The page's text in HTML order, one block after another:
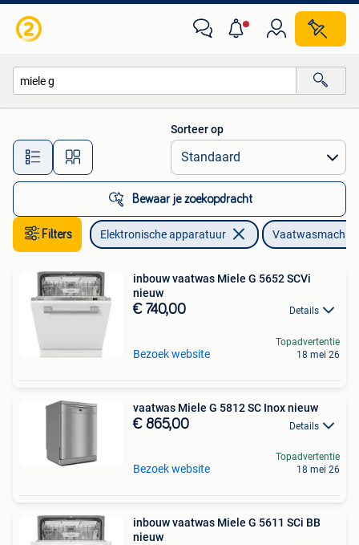
Alle afstanden…
Sorteer op
Bewaar je zoekopdracht
Filters Elektronische apparatuur
inbouw vaatwas Miele G 5652 SCVi
nieuw
€ 740,00 Details
Bezoek website
Topadvertentie
18 mei 26
vaatwas Miele G 5812 SC Inox nieuw
€ 865,00 Details
Bezoek website
Topadvertentie
18 mei 26
inbouw vaatwas Miele G 5611 SCi BB
nieuw